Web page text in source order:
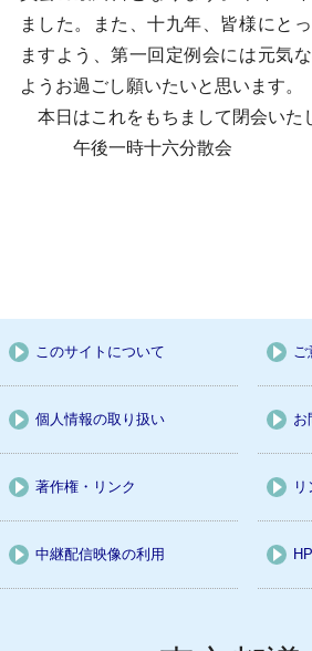
ました。また、十九年、皆様にと
ますよう、第一回定例会には元気
ようお過ごし願いたいと思います。
本日はこれをもちまして閉会いた
午後一時十六分散会
このサイトについて ご
個人情報の取り扱い お
著作権・リンク
中継配信映像の利用